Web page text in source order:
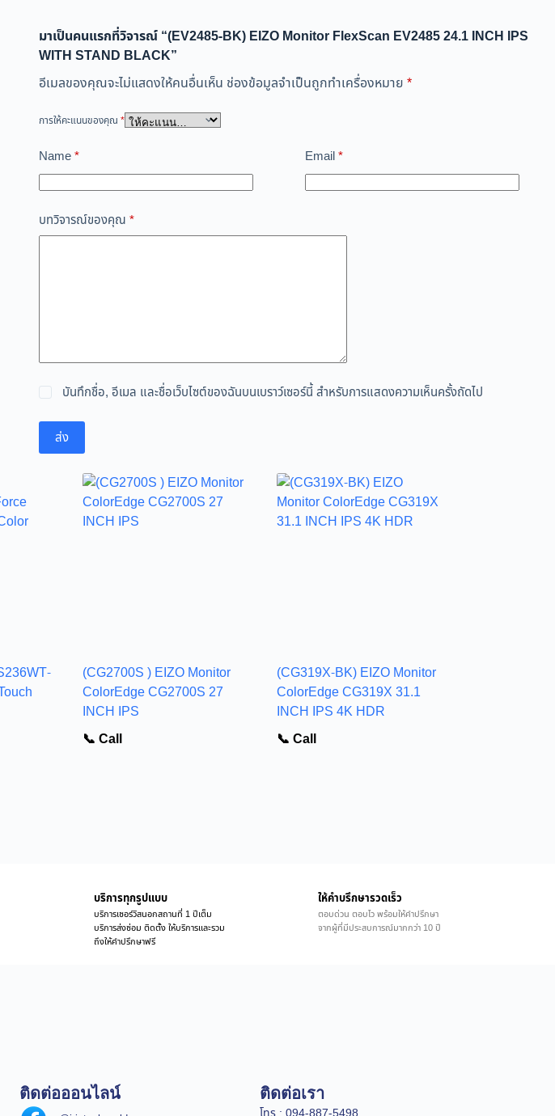
มาเป็นคนแรกที่วิจารณ์ “(EV2485-BK) EIZO Monitor FlexScan EV2485 24.1 INCH IPS
WITH STAND BLACK”
อีเมลของคุณจะไม่แสดงให้คนอื่นเห็น ช่องข้อมูลจำเป็นถูกทำเครื่องหมาย *
การให้คะแนนของคุณ *
Name* Email*
บทวิจารณ์ของคุณ *
บันทึกชื่อ, อีเมล และชื่อเว็บไซต์ของฉันบนเบราว์เซอร์นี้ สำหรับการแสดงความเห็นครั้งถัดไป
ส่ง
(CG2700S ) EIZO Monitor
ColorEdge CG2700S 27
INCH IPS
📞 Call
(CG319X-BK) EIZO Monitor
ColorEdge CG319X 31.1
INCH IPS 4K HDR
📞 Call
บริการทุกรูปแบบ
บริการเซอร์วิสนอกสถานที่ 1 ปีเต็ม
บริการส่งซ่อม ติดตั้ง ให้บริการและรวม
ถึงให้คำปรึกษาฟรี
ให้คำบรึกษารวดเร็ว
ตอบด่วน ตอบไว พร้อมให้คำปรึกษา
จากผู้ที่มีประสบการณ์มากกว่า 10 ปี
ติดต่อออนไลน์ ติดต่อเรา